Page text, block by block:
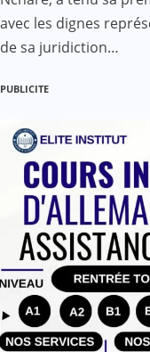
avec les dignes
de sa juridiction…
PUBLICITE